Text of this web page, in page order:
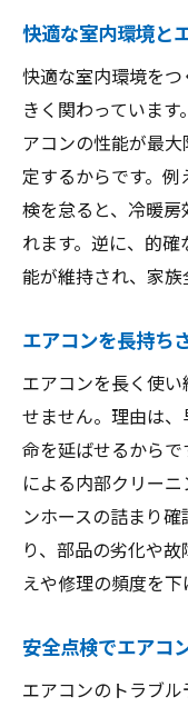
安心して
家族でで
エアコン
セルフ点検
エアコ
性
専門業者
常例
点検不備
エアコン
安全点検
専門業者によ
専門業者
エアコン
心
エアコ
快適な室内環境と
快適な室内環境を
きく関わっていま
アコンの性能が最
定するからです。
検を怠ると、冷暖
れます。逆に、的
能が維持され、家族
エアコンを長持ち
エアコンを長く使
せません。理由は
命を延ばせるから
による内部クリー
ンホースの詰まり
り、部品の劣化や
えや修理の頻度を下
安全点検でエアコ
エアコンのトラブ